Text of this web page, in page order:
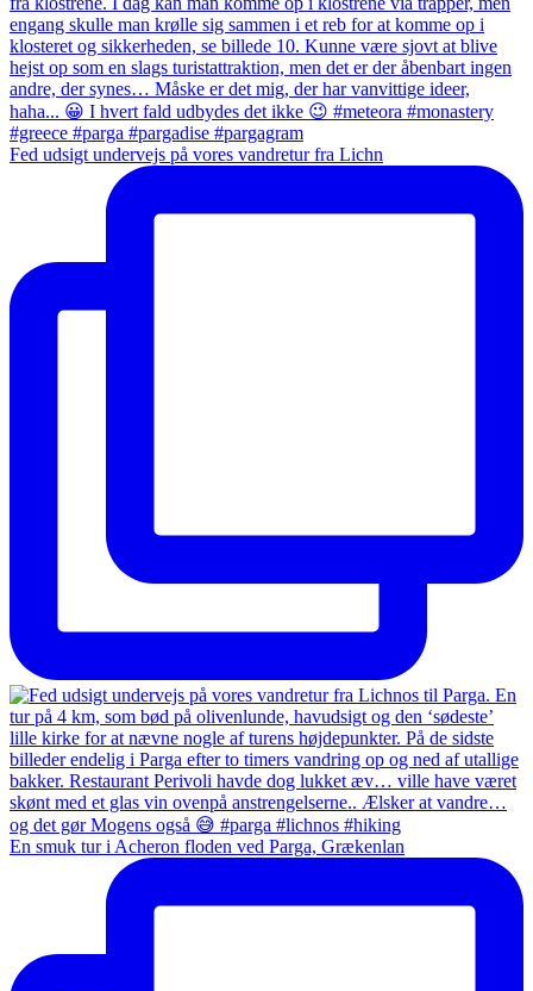
Fed udsigt undervejs på vores vandretur fra Lichn
En smuk tur i Acheron floden ved Parga, Grækenlan